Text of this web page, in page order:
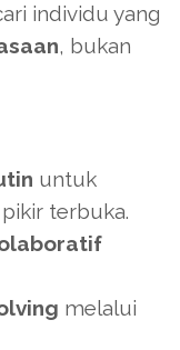
individu yang
, bukan
untuk
terbuka.
melalui